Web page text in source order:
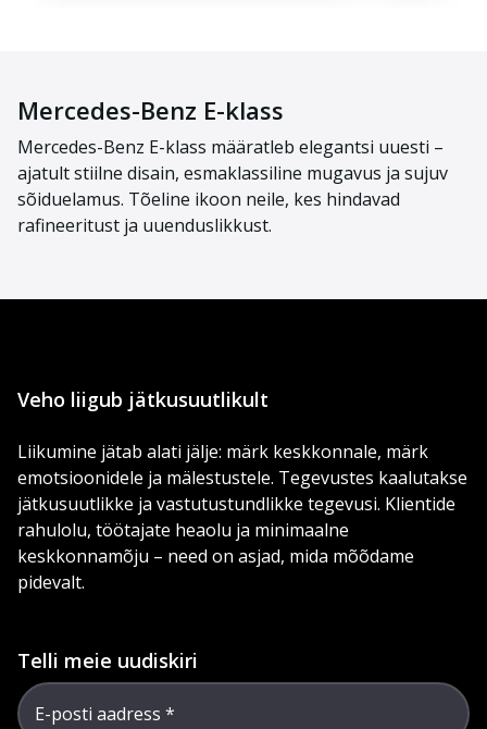
Mercedes-Benz E-klass
Mercedes-Benz E-klass määratleb elegantsi uuesti –
ajatult stiilne disain, esmaklassiline mugavus ja sujuv
sõiduelamus. Tõeline ikoon neile, kes hindavad
rafineeritust ja uuenduslikkust.
Veho liigub jätkusuutlikult
Liikumine jätab alati jälje: märk keskkonnale, märk
emotsioonidele ja mälestustele. Tegevustes kaalutakse
jätkusuutlikke ja vastutustundlikke tegevusi. Klientide
rahulolu, töötajate heaolu ja minimaalne
keskkonnamõju – need on asjad, mida mõõdame
pidevalt.
Telli meie uudiskiri
E-posti aadress